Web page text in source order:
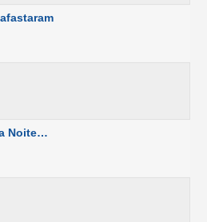
Noite…